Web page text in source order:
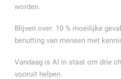
worden.
Blijven over: 10 % moeilijke
benutting van mensen met
Vandaag is AI in staat om drie
vooruit helpen.